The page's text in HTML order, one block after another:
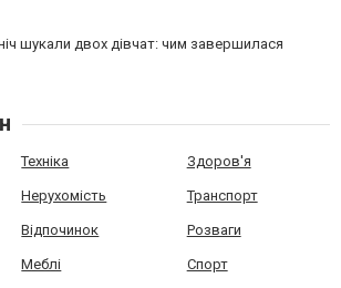
шукали двох дівчат: чим завершилася
Техніка Здоров'я
Нерухомість Транспорт
Відпочинок Розваги
Меблі Спорт